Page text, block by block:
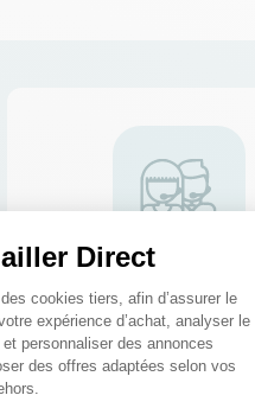
Direct
du
cookies tiers, afin d’assurer le
expérience d’achat, analyser le
personnaliser des annonces
des offres adaptées selon vos
Des spécialistes au 02
03